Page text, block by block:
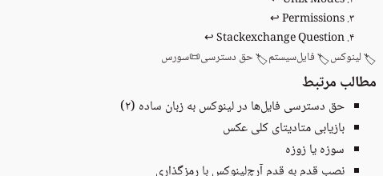
Permissions
↩
Stackexchange Question
↩
🏷️لینوکس🏷️فایل‌سیستم🏷️حق دسترسی📜سورس
مطالب مرتبط
حق دسترسی فایل‌ها در لینوکس به زبان ساده (۲)
بازیابی متادیتای کلی عکس
سوزه یا زوزه